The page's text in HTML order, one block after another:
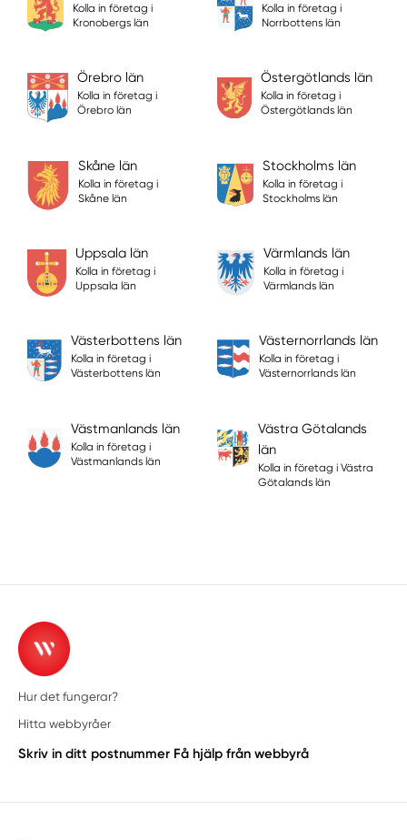
Kolla in företag i
Kronobergs län
Kolla in företag i
Norrbottens län
Örebro län
Kolla in företag i
Örebro län
Östergötlands län
Kolla in företag i
Östergötlands län
Skåne län
Kolla in företag i
Skåne län
Stockholms län
Kolla in företag i
Stockholms län
Uppsala län
Kolla in företag i
Uppsala län
Värmlands län
Kolla in företag i
Värmlands län
Västerbottens län
Kolla in företag i
Västerbottens län
Västernorrlands län
Kolla in företag i
Västernorrlands län
Västmanlands län
Kolla in företag i
Västmanlands län
Västra Götalands
län
Kolla in företag i Västra
Götalands län
Hur det fungerar?
Hitta webbyråer
Skriv in ditt postnummer Få hjälp från webbyrå